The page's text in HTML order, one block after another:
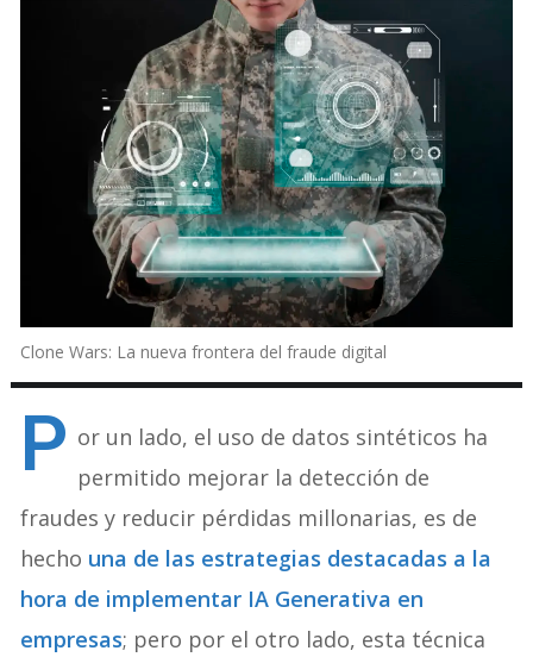
Clone Wars: La nueva frontera del fraude digital
P or un lado, el uso de datos sintéticos ha
permitido mejorar la detección de
fraudes y reducir pérdidas millonarias, es de
hecho una de las estrategias destacadas a la
hora de implementar IA Generativa en
empresas; pero por el otro lado, esta técnica